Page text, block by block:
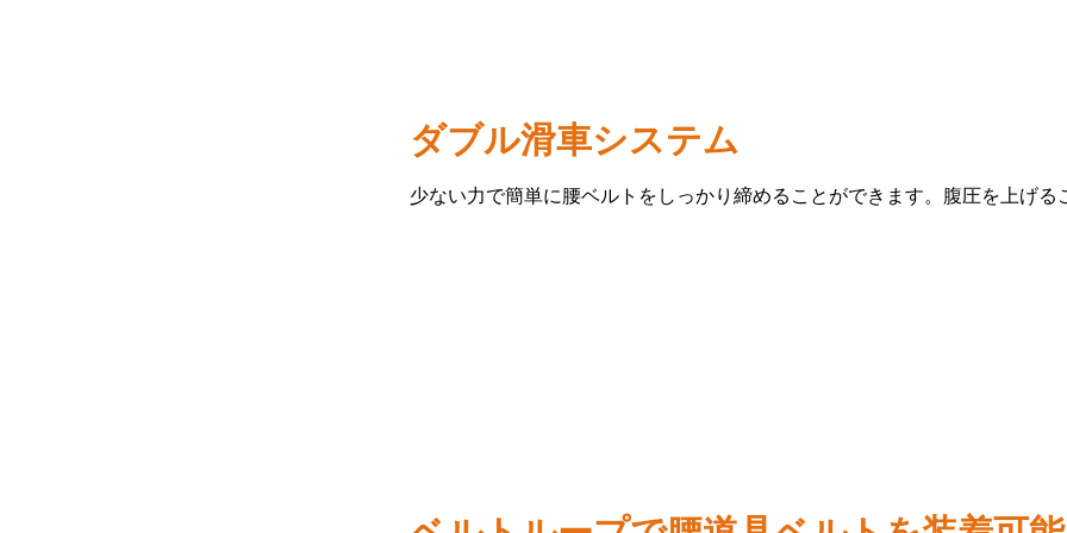
ダブル滑車システム
少ない力で簡単に腰ベルトをしっかり締めることができます。腹圧を上げる